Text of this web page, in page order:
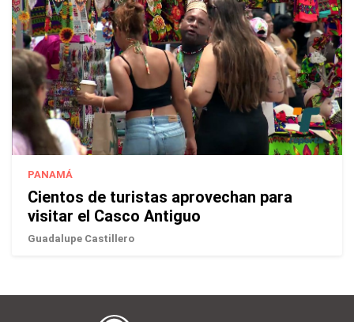
PANAMÁ
Cientos de turistas aprovechan para
visitar el Casco Antiguo
Guadalupe Castillero